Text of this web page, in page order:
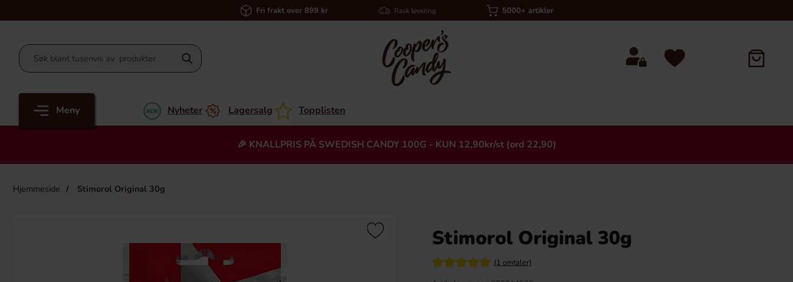
Fri frakt over 899 kr Rask levering 5000+ artikler
Meny Nyheter Lagersalg Topplisten
🎉 KNALLPRIS PÅ SWEDISH CANDY 100G - KUN 12,90kr/st (ord 22,90)
Hjemmeside Stimorol Original 30g
Heading Stimorol Original 30g
(1 omtaler)